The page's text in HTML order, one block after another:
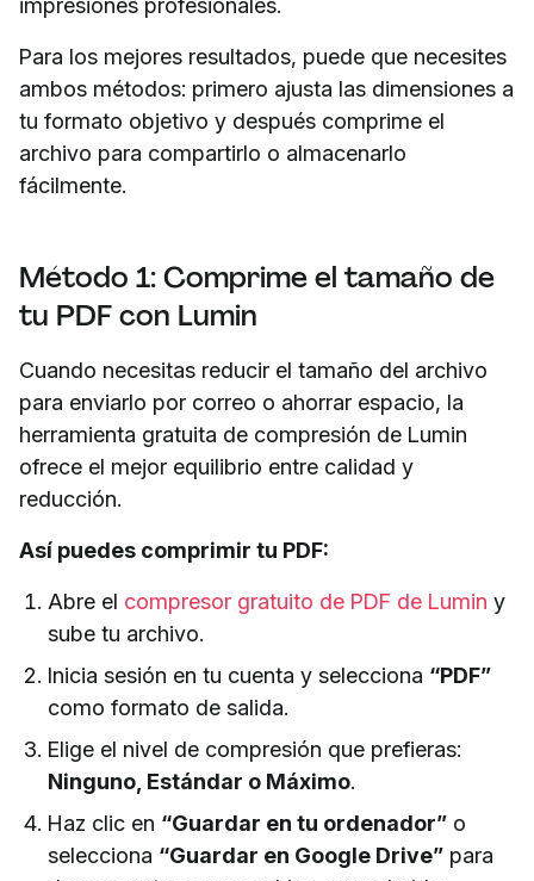
impresiones profesionales.
Para los mejores resultados, puede que necesites
ambos métodos: primero ajusta las dimensiones a
tu formato objetivo y después comprime el
archivo para compartirlo o almacenarlo
fácilmente.
Método 1: Comprime el tamaño de
tu PDF con Lumin
Cuando necesitas reducir el tamaño del archivo
para enviarlo por correo o ahorrar espacio, la
herramienta gratuita de compresión de Lumin
ofrece el mejor equilibrio entre calidad y
reducción.
Así puedes comprimir tu PDF:
Abre el compresor gratuito de PDF de Lumin y
sube tu archivo.
Inicia sesión en tu cuenta y selecciona “PDF”
como formato de salida.
Elige el nivel de compresión que prefieras:
Ninguno, Estándar o Máximo.
Haz clic en “Guardar en tu ordenador” o
selecciona “Guardar en Google Drive” para